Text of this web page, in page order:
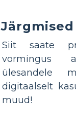
Järgmised
Siit saate
vormingus
ülesandele
digitaalselt
muud!